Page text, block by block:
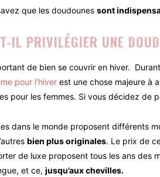
que les doudounes sont
IL PRIVILÉGIER UNE
de bien se couvrir en hiver.
pour l’hiver est une chose majeure à
pour les femmes. Si vous décidez de
dans le monde proposent différents
bien plus originales. Le prix de
de luxe proposent tous les ans des
et ce, jusqu’aux chevilles.